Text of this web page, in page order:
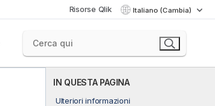
Risorse Qlik Italiano (Cambia)
IN QUESTA PAGINA
Ulteriori informazioni